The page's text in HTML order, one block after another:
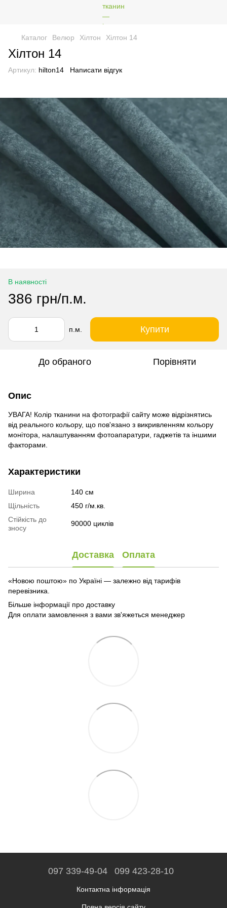
Каталог Велюр Хілтон Хілтон 14
Хілтон 14
Артикул: hilton14 Написати відгук
В наявності
386 грн/п.м.
п.м. Купити
До обраного Порівняти
Опис
УВАГА! Колір тканини на фотографії сайту може відрізнятись
від реального кольору, що пов'язано з викривленням кольору
монітора, налаштуванням фотоапаратури, гаджетів та іншими
факторами.
Характеристики
Ширина
140 см
Щільність
450 г/м.кв.
Стійкість до
зносу
90000 циклів
Доставка Оплата
«Новою поштою» по Україні — залежно від тарифів
перевізника.
Більше інформації про доставку
Для оплати замовлення з вами зв'яжеться менеджер
097 339-49-04 099 423-28-10
Контактна інформація